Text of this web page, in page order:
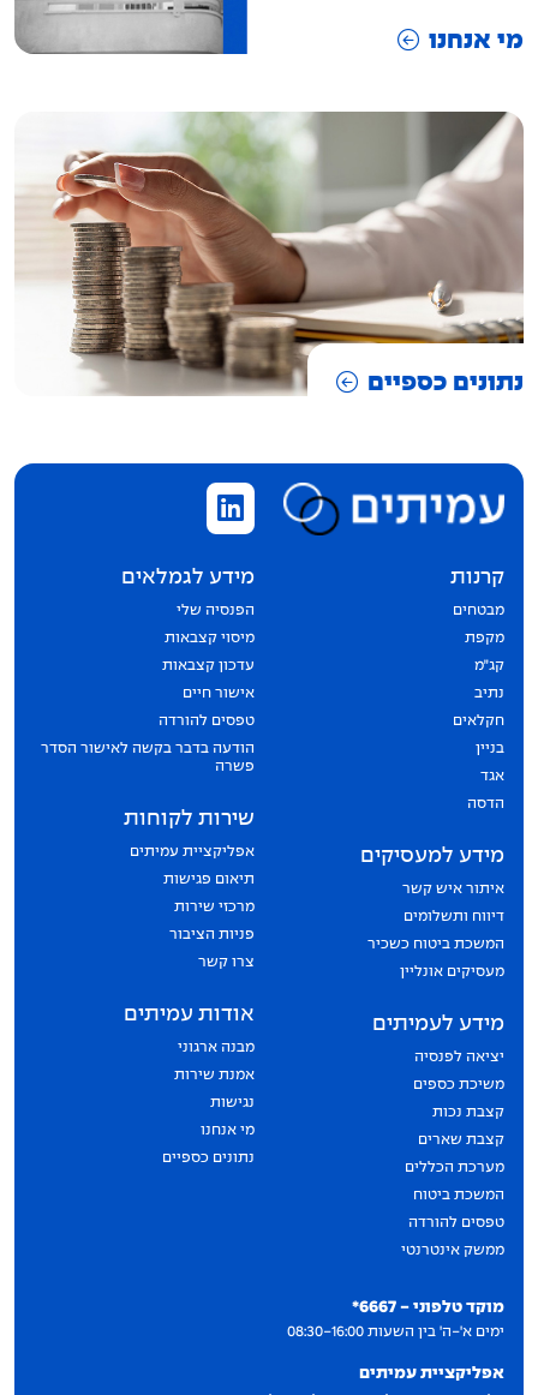
מי אנחנו
נתונים כספיים
מוקד טלפוני - 6667*
ימים א'-ה' בין השעות 08:30-16:00
אפליקציית עמיתים
קרנות
מבטחים
מקפת
קג״מ
נתיב
חקלאים
בניין
אגד
הדסה
מידע למעסיקים
איתור איש קשר
דיווח ותשלומים
המשכת ביטוח כשכיר
מעסיקים אונליין
מידע לעמיתים
יציאה לפנסיה
משיכת כספים
קצבת נכות
קצבת שארים
מערכת הכללים
המשכת ביטוח
טפסים להורדה
ממשק אינטרנטי
מידע לגמלאים
הפנסיה שלי
מיסוי קצבאות
עדכון קצבאות
אישור חיים
טפסים להורדה
הודעה בדבר בקשה לאישור הסדר
פשרה
שירות לקוחות
אפליקציית עמיתים
תיאום פגישות
מרכזי שירות
פניות הציבור
צרו קשר
אודות עמיתים
מבנה ארגוני
אמנת שירות
נגישות
מי אנחנו
נתונים כספיים